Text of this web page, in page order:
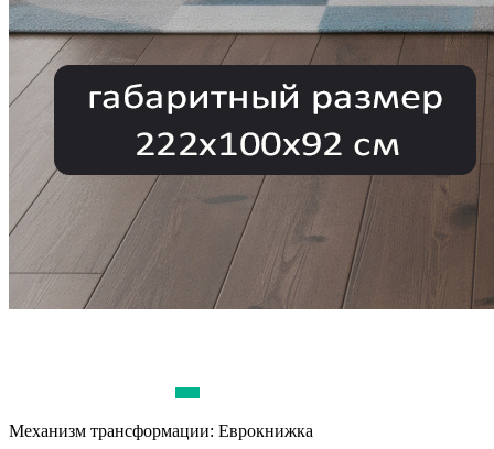
Механизм трансформации: Еврокнижка